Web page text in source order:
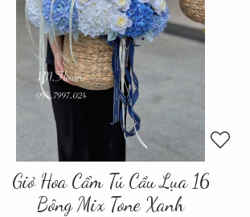
Giỏ Hoa Cẩm Tú Cầu Lụa 16
Bông Mix Tone Xanh